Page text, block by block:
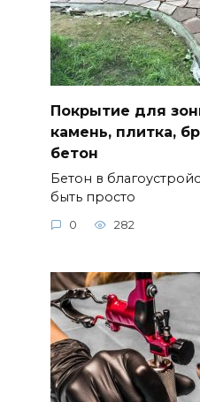
Покрытие для
камень, плитка,
бетон
Бетон в
быть просто
0 282